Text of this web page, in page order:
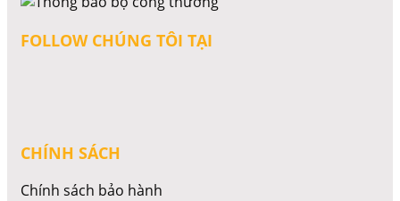
FOLLOW CHÚNG TÔI TẠI
CHÍNH SÁCH
Chính sách bảo hành